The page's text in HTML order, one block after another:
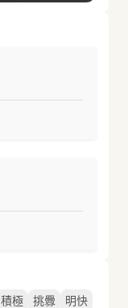
積極 挑釁 明快